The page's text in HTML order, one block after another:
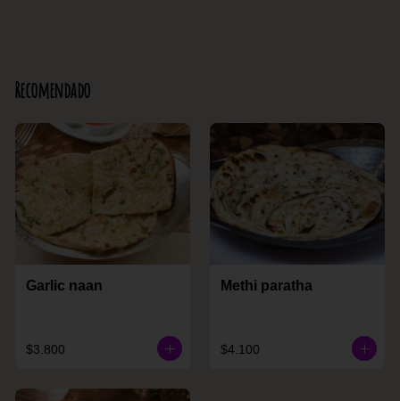
Recomendado
Garlic naan
$3.800
Methi paratha
$4.100